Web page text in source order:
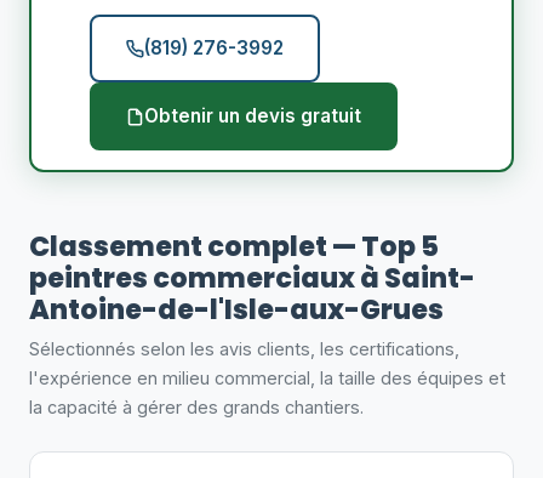
(819) 276-3992
Obtenir un devis gratuit
Classement complet — Top 5
peintres commerciaux à Saint-
Antoine-de-l'Isle-aux-Grues
Sélectionnés selon les avis clients, les certifications,
l'expérience en milieu commercial, la taille des équipes et
la capacité à gérer des grands chantiers.